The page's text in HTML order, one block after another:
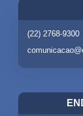
(22) 2768-9300